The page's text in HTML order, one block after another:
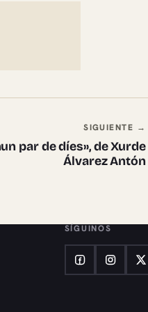
SIGUIENTE →
par de díes», de Xurde
Álvarez Antón
SÍGUINOS